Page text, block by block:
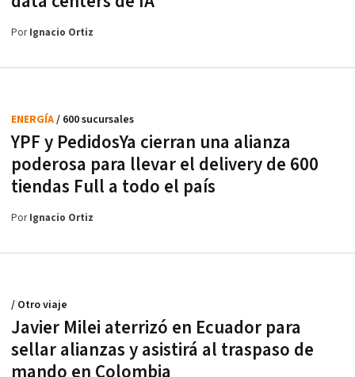
PorIgnacio Ortiz
YPF y PedidosYa cierran una alianza
poderosa para llevar el delivery de 600
tiendas Full a todo el país
ENERGÍA/ 600 sucursales
PorIgnacio Ortiz
Javier Milei aterrizó en Ecuador para
sellar alianzas y asistirá al traspaso de
mando en Colombia
/ Otro viaje